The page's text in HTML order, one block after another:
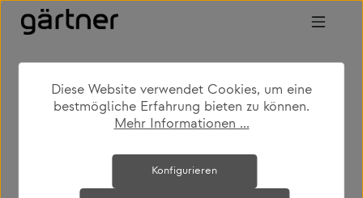
Zum Hauptinhalt springen
shop produkte leuchten hängeleuchten
Bildergalerie überspringen
Diese Website verwendet Cookies, um eine
bestmögliche Erfahrung bieten zu können.
Mehr Informationen ...
Konfigurieren